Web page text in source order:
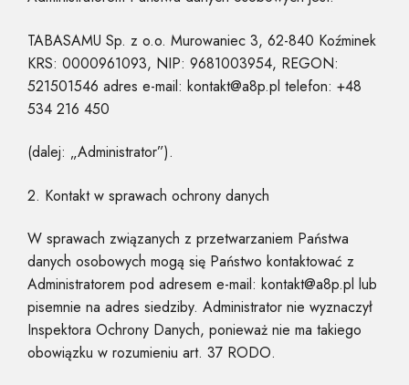
TABASAMU Sp. z o.o. Murowaniec 3, 62-840 Koźminek
KRS: 0000961093, NIP: 9681003954, REGON:
521501546 adres e-mail: kontakt@a8p.pl telefon: +48
534 216 450
(dalej: „Administrator”).
2. Kontakt w sprawach ochrony danych
W sprawach związanych z przetwarzaniem Państwa
danych osobowych mogą się Państwo kontaktować z
Administratorem pod adresem e-mail: kontakt@a8p.pl lub
pisemnie na adres siedziby. Administrator nie wyznaczył
Inspektora Ochrony Danych, ponieważ nie ma takiego
obowiązku w rozumieniu art. 37 RODO.